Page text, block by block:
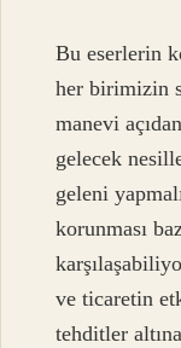
Bu eserlerin
her birimizin
manevi
gelecek
geleni
korunması
ve ticaretin
tehditler